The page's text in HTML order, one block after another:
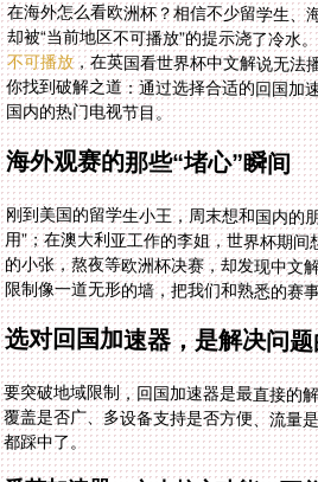
在海外怎么看欧洲杯？相信不少留学生、
却被“当前地区不可播放”的提示浇了冷水
不可播放，在英国看世界杯中文解说无
你找到破解之道：通过选择合适的
国内的热门电视节目。
海外观赛的那些“堵心”瞬间
刚到美国的留学生小王，周末想和国内的
用”；在澳大利亚工作的李姐，世界杯期间
的小张，熬夜等欧洲杯决赛，却发现中文
限制像一道无形的墙，把我们和熟悉的赛
选对回国加速器，是解决问
要突破地域限制，回国加速器是最直接的
覆盖是否广、多设备支持是否方便、流量
都踩中了。